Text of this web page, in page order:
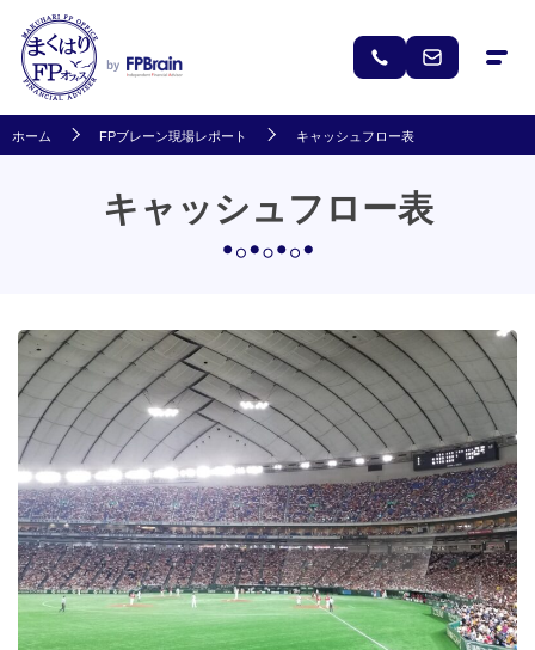
キャッシュフロー表
ホーム FPブレーン現場レポート キャッシュフロー表